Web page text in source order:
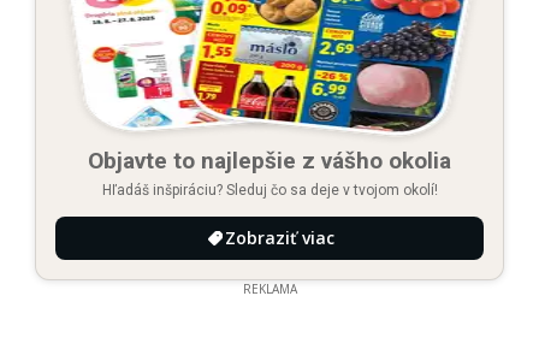
Objavte to najlepšie z vášho okolia
Hľadáš inšpiráciu? Sleduj čo sa deje v tvojom okolí!
Zobraziť viac
REKLAMA